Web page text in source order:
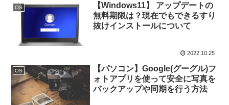
OS
【Windows11】 アップデートの
無料期限は？現在でもできるすり
抜けインストールについて
2022.10.25
OS
【パソコン】Google(グーグル)フ
ォトアプリを使って安全に写真を
バックアップや同期を行う方法